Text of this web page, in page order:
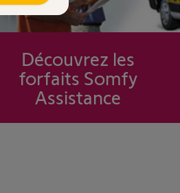
Découvrez les
forfaits Somfy
Assistance